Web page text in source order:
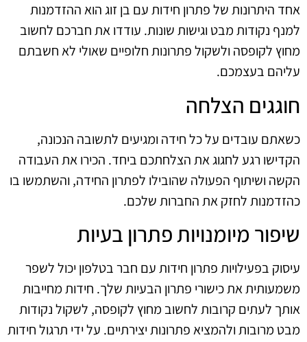
אחד היתרונות של פתרון חידות עם בן זוג הוא ההזדמנות
למנף נקודות מבט וגישות שונות. עודדו את חברכם לחשוב
מחוץ לקופסה ולשקול פתרונות חלופיים שאולי לא חשבתם
עליהם בעצמכם.
חוגגים הצלחה
כשאתם עובדים על כל חידה ומגיעים לתשובה הנכונה,
הקדישו רגע לחגוג את הצלחתכם ביחד. הכירו את העבודה
הקשה ושיתוף הפעולה שהובילו לפתרון החידה, והשתמשו בו
כהזדמנות לחזק את החברות שלכם.
שיפור מיומנויות פתרון בעיות
עיסוק בפעילויות פתרון חידות עם חבר בטלפון יכול לשפר
משמעותית את כישורי פתרון הבעיות שלך. חידות מחייבות
אותך לעתים קרובות לחשוב מחוץ לקופסה, לשקול נקודות
מבט מרובות ולהמציא פתרונות יצירתיים. על ידי תרגול חידות